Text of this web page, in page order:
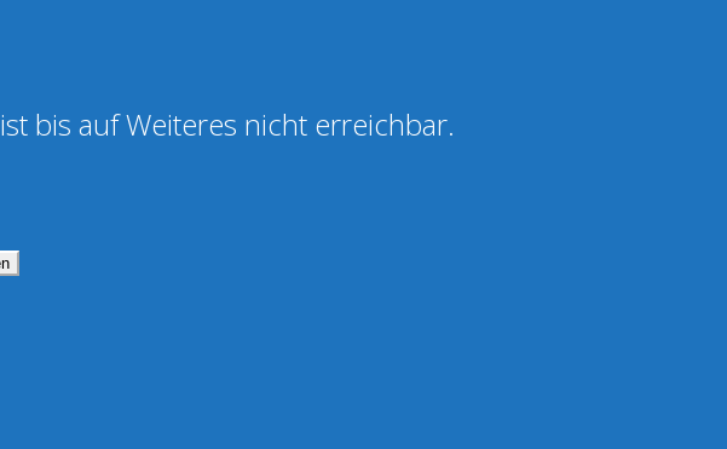
bis auf Weiteres nicht erreichbar.